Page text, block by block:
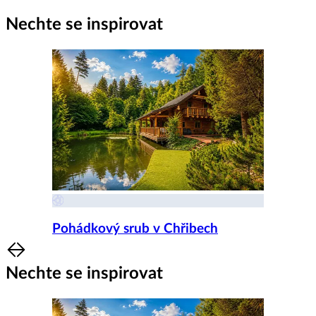
Nechte se inspirovat
Pohádkový srub v Chřibech
Item
1
of
Nechte se inspirovat